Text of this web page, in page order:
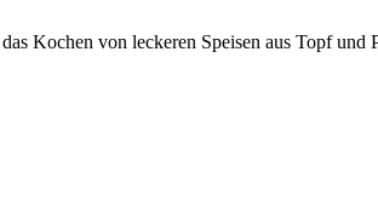
Kochen von leckeren Speisen aus Topf und